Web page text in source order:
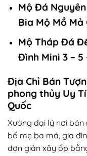
Mộ Đá
Bia Mộ Mồ
Mộ Tháp Đá
Đình Mini 3 –
Địa Chỉ Bán
phong thủy Uy
Quốc
Xưởng đại lý nơi bán
bố mẹ ba má, gia
đơn giản xây ốp